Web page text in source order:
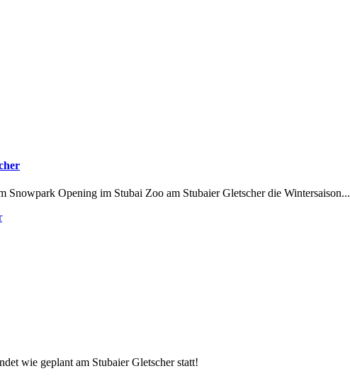
Opening im Stubai Zoo am Stubaier Gletscher die Wintersaison...
wie geplant am Stubaier Gletscher statt!